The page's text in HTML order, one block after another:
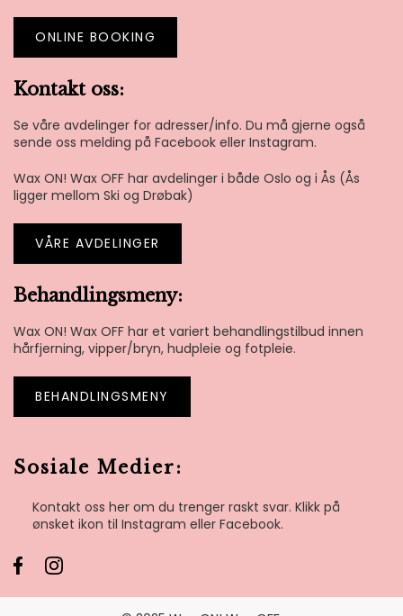
ONLINE BOOKING
Kontakt oss:
Se våre avdelinger for adresser/info. Du må gjerne også
sende oss melding på Facebook eller Instagram.
Wax ON! Wax OFF har avdelinger i både Oslo og i Ås (Ås
ligger mellom Ski og Drøbak)
VÅRE AVDELINGER
Behandlingsmeny:
Wax ON! Wax OFF har et variert behandlingstilbud innen
hårfjerning, vipper/bryn, hudpleie og fotpleie.
BEHANDLINGSMENY
Sosiale Medier:
Kontakt oss her om du trenger raskt svar. Klikk på
ønsket ikon til Instagram eller Facebook.